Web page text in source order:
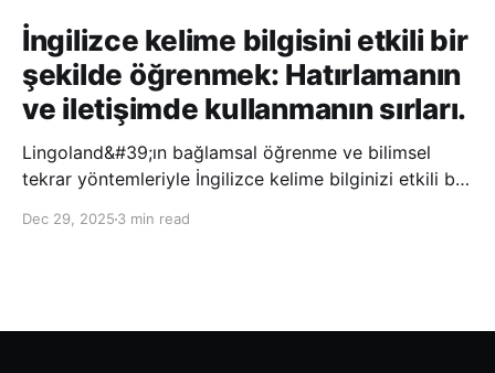
İngilizce kelime bilgisini etkili bir
şekilde öğrenmek: Hatırlamanın
ve iletişimde kullanmanın sırları.
Lingoland&#39;ın bağlamsal öğrenme ve bilimsel
tekrar yöntemleriyle İngilizce kelime bilginizi etkili bir
hatırlayabilir ve daha doğal bir şekilde iletişim
Dec 29, 2025 3 min read